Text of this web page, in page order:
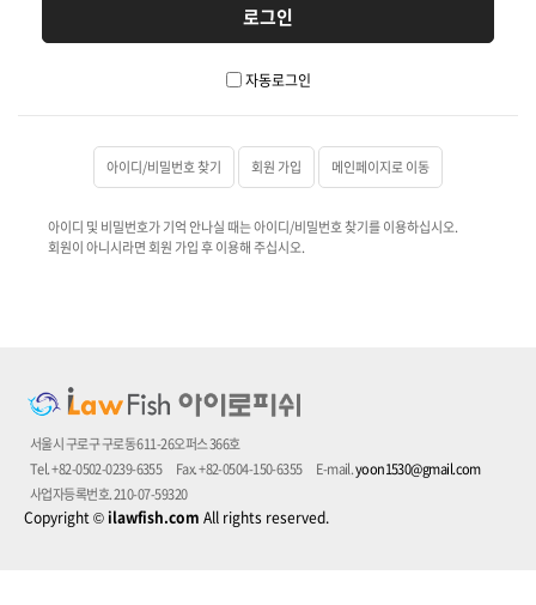
자동로그인
아이디/비밀번호 찾기 회원 가입 메인페이지로 이동
아이디 및 비밀번호가 기억 안나실 때는 아이디/비밀번호 찾기를 이용하십시오.
회원이 아니시라면 회원 가입 후 이용해 주십시오.
서울시 구로구 구로동 611-26오퍼스 366호
Tel. +82-0502-0239-6355
Fax. +82-0504-150-6355 E-mail.yoon1530@gmail.com
사업자등록번호. 210-07-59320
Copyright©ilawfish.com All rights reserved.